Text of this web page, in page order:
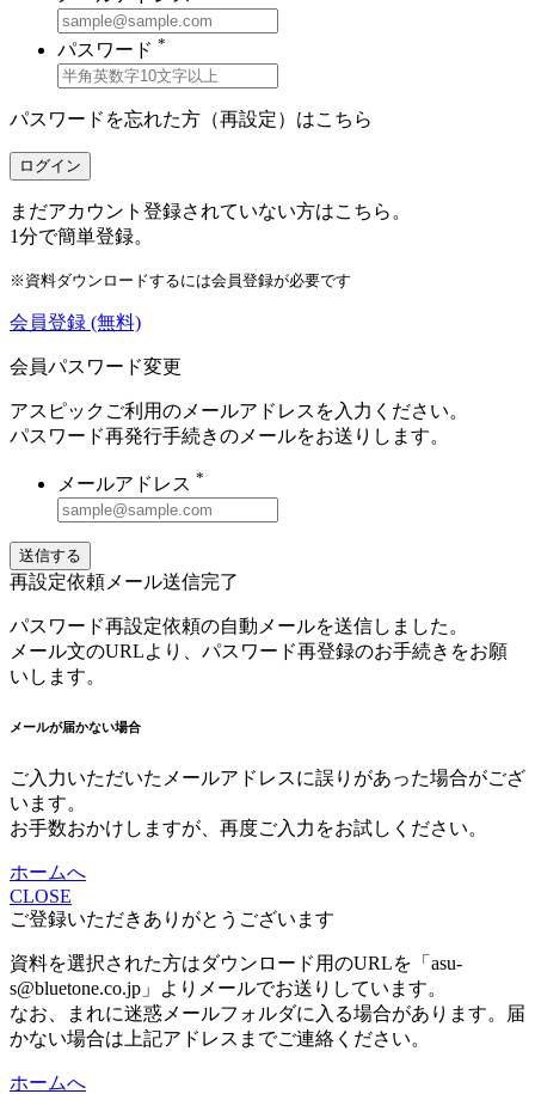
パスワード *
パスワードを忘れた方（再設定）はこちら
ログイン
まだアカウント登録されていない方はこちら。
1分で簡単登録。
※資料ダウンロードするには会員登録が必要です
会員登録 (無料)
会員パスワード変更
アスピックご利用のメールアドレスを入力ください。
パスワード再発行手続きのメールをお送りします。
メールアドレス *
送信する
再設定依頼メール送信完了
パスワード再設定依頼の自動メールを送信しました。
メール文のURLより、パスワード再登録のお手続きをお願
いします。
メールが届かない場合
ご入力いただいたメールアドレスに誤りがあった場合がござ
います。
お手数おかけしますが、再度ご入力をお試しください。
ホームへ
CLOSE
ご登録いただきありがとうございます
資料を選択された方はダウンロード用のURLを「asu-
s@bluetone.co.jp」よりメールでお送りしています。
なお、まれに迷惑メールフォルダに入る場合があります。届
かない場合は上記アドレスまでご連絡ください。
ホームへ